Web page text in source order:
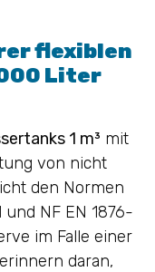
flexiblen
Liter
1 m³ mit
von nicht
den Normen
und NF EN 1876-
im Falle einer
daran,